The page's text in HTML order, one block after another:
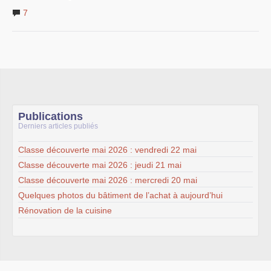
7
Publications
Derniers articles publiés
Classe découverte mai 2026 : vendredi 22 mai
Classe découverte mai 2026 : jeudi 21 mai
Classe découverte mai 2026 : mercredi 20 mai
Quelques photos du bâtiment de l’achat à aujourd’hui
Rénovation de la cuisine